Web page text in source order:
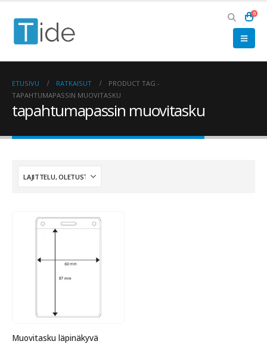
0
ETUSIVU RATKAISUT
PRODUCT TAG -
TAPAHTUMAPASSIN MUOVITASKU
tapahtumapassin muovitasku
Muovitasku läpinäkyvä